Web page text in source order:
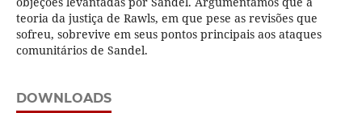
teoria da justiça de Rawls, em que pese as revisões que
sofreu, sobrevive em seus pontos principais aos ataques
comunitários de Sandel.
DOWNLOADS